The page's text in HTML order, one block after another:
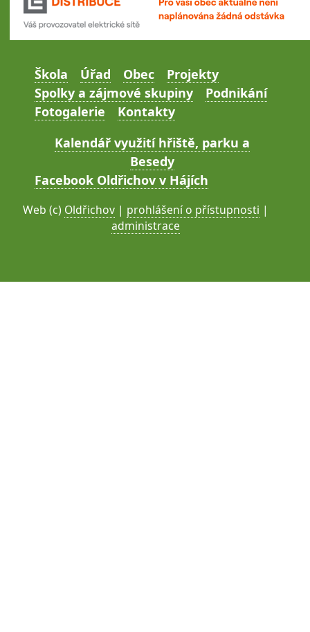
Škola Úřad Obec
Projekty
Spolky a zájmové skupiny
Podnikání
Fotogalerie
Kontakty
Kalendář využití hřiště, parku a
Besedy
Facebook Oldřichov v Hájích
Web (c) Oldřichov | prohlášení o přístupnosti |
administrace